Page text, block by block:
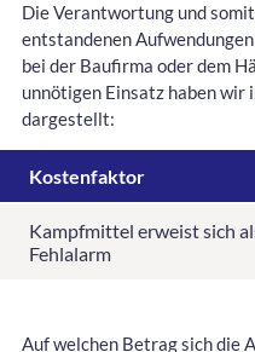
Die Verantwortung und
entstandenen
bei der Baufirma oder dem
unnötigen Einsatz haben wir
dargestellt:
Kostenfaktor
Kampfmittel erweist sich
Fehlalarm
Auf welchen Betrag sich die